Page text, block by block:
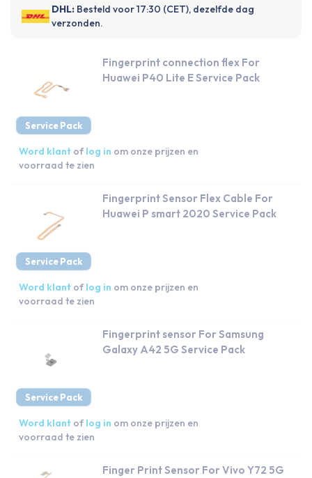
DHL: Besteld voor 17:30 (CET), dezelfde dag
verzonden.
Service Pack
Fingerprint connection flex For
Huawei P40 Lite E Service Pack
Word klant of log in om onze prijzen en
voorraad te zien
Service Pack
Fingerprint Sensor Flex Cable For
Huawei P smart 2020 Service Pack
Word klant of log in om onze prijzen en
voorraad te zien
Service Pack
Fingerprint sensor For Samsung
Galaxy A42 5G Service Pack
Word klant of log in om onze prijzen en
voorraad te zien
Finger Print Sensor For Vivo Y72 5G